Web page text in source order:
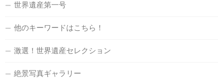
世界遺産第一号
他のキーワードはこちら！
激選！世界遺産セレクション
絶景写真ギャラリー